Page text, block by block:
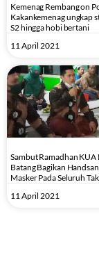
Kemenag Rembang on
Kakankemenag ungkap
S2 hingga hobi bertani
11 April 2021
Sambut Ramadhan KUA
Batang Bagikan
Masker Pada Seluruh
11 April 2021